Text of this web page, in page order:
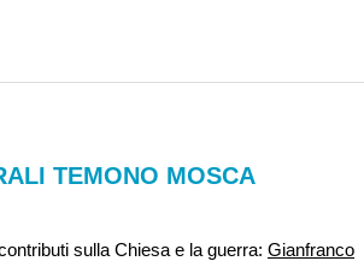
TEMONO MOSCA
sulla Chiesa e la guerra: Gianfranco